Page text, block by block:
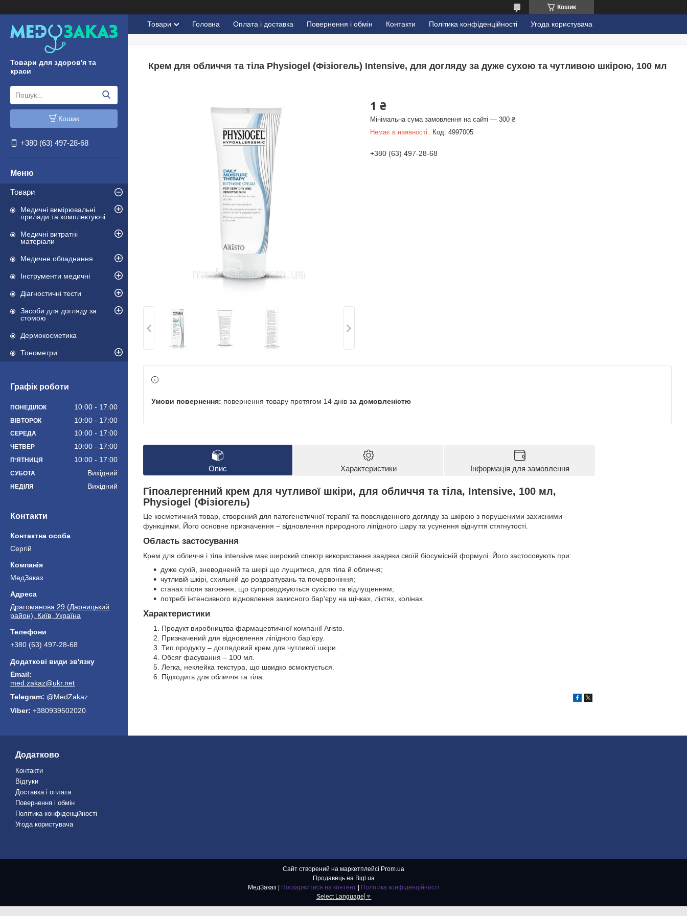
Кошик
Товари для здоров'я та
краси
Кошик
+380 (63) 497-28-68
Товари
Медичні вимірювальні
прилади та комплектуючі
Медичні витратні
матеріали
Медичне обладнання
Інструменти медичні
Діагностичні тести
Засоби для догляду за
стомою
Дермокосметика
Тонометри
Графік роботи
ПОНЕДІЛОК 10:00 17:00
ВІВТОРОК 10:00 17:00
СЕРЕДА 10:00 17:00
ЧЕТВЕР 10:00 17:00
ПʼЯТНИЦЯ 10:00 17:00
СУБОТА Вихідний
НЕДІЛЯ Вихідний
Контакти
Сергій
МедЗаказ
Драгоманова 29 (Дарницький
район), Київ, Україна
+380 (63) 497-28-68
med.zakaz@ukr.net
@MedZakaz
+380939502020
Товари Головна Оплата і доставка Повернення і обмін Контакти Політика конфіденційності Угода користувача
Крем для обличчя та тіла Physiogel (Фізіогель) Intensive, для догляду за дуже сухою та чутливою шкірою, 100 мл
1 ₴
Мінімальна сума замовлення на сайті — 300 ₴
Немає в наявності
Код: 4997005
+380 (63) 497-28-68
повернення товару протягом 14 днів за домовленістю
Опис Характеристики Інформація для замовлення
Гіпоалергенний крем для чутливої шкіри, для обличчя та тіла, Intensive, 100 мл,
Physiogel (Фізіогель)
Це косметичний товар, створений для патогенетичної терапії та повсякденного догляду за шкірою з порушеними захисними
функціями. Його основне призначення – відновлення природного ліпідного шару та усунення відчуття стягнутості.
Область застосування
Крем для обличчя і тіла intensive має широкий спектр використання завдяки своїй біосумісній формулі. Його застосовують при:
дуже сухій, зневодненій та шкірі що лущитися, для тіла й обличчя;
чутливій шкірі, схильній до роздратувань та почервоніння;
станах після загоєння, що супроводжуються сухістю та відлущенням;
потребі інтенсивного відновлення захисного бар’єру на щічках, ліктях, колінах.
Характеристики
Продукт виробництва фармацевтичної компанії Aristo.
Призначений для відновлення ліпідного бар’єру.
Тип продукту – доглядовий крем для чутливої шкіри.
Обсяг фасування – 100 мл.
Легка, неклейка текстура, що швидко всмоктується.
Підходить для обличчя та тіла.
Додатково
Контакти
Відгуки
Доставка і оплата
Повернення і обмін
Політика конфіденційності
Угода користувача
Сайт створений на маркетплейсі Prom.ua
Продавець на Bigl.ua
МедЗаказ | Поскаржитися на контент | Політика конфіденційності
Select Language ▼